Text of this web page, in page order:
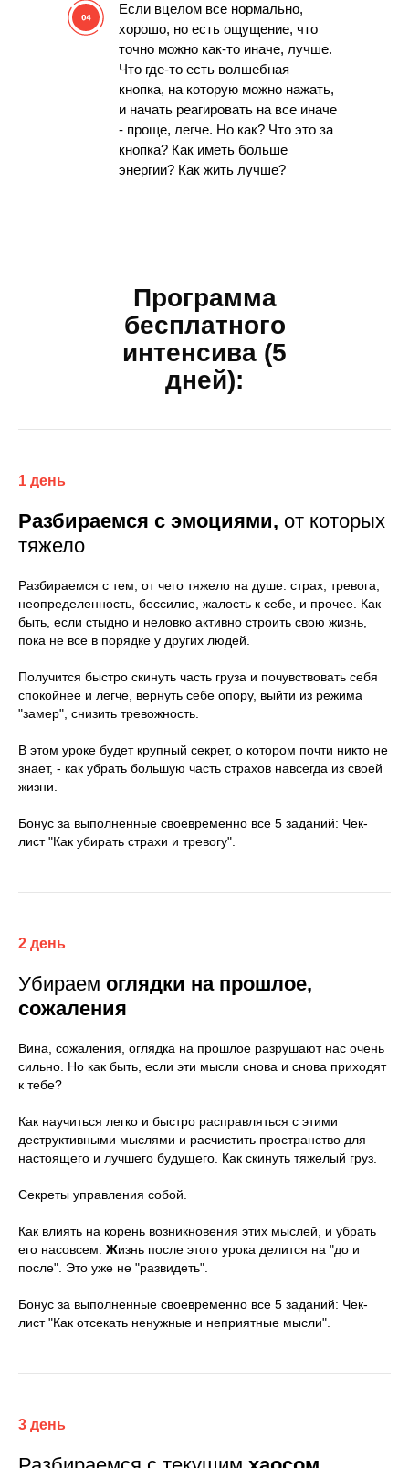
Если вцелом все нормально,
хорошо, но есть ощущение, что
точно можно как-то иначе, лучше.
Что где-то есть волшебная
кнопка, на которую можно нажать,
и начать реагировать на все иначе
- проще, легче. Но как? Что это за
кнопка? Как иметь больше
энергии? Как жить лучше?
Программа
бесплатного
интенсива (5
дней):
1 день
Разбираемся с эмоциями, от которых
тяжело
Разбираемся с тем, от чего тяжело на душе: страх, тревога,
неопределенность, бессилие, жалость к себе, и прочее. Как
быть, если стыдно и неловко активно строить свою жизнь,
пока не все в порядке у других людей.
Получится быстро скинуть часть груза и почувствовать себя
спокойнее и легче, вернуть себе опору, выйти из режима
"замер", снизить тревожность.
В этом уроке будет крупный секрет, о котором почти никто не
знает, - как убрать большую часть страхов навсегда из своей
жизни.
Бонус за выполненные своевременно все 5 заданий: Чек-
лист "Как убирать страхи и тревогу".
2 день
Убираем оглядки на прошлое,
сожаления
Вина, сожаления, оглядка на прошлое разрушают нас очень
сильно. Но как быть, если эти мысли снова и снова приходят
к тебе?
Как научиться легко и быстро расправляться с этими
деструктивными мыслями и расчистить пространство для
настоящего и лучшего будущего. Как скинуть тяжелый груз.
Секреты управления собой.
Как влиять на корень возникновения этих мыслей, и убрать
его насовсем. Жизнь после этого урока делится на "до и
после". Это уже не "развидеть".
Бонус за выполненные своевременно все 5 заданий: Чек-
лист "Как отсекать ненужные и неприятные мысли".
3 день